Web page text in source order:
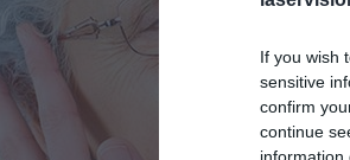
If you wish
sensitive
confirm
continue